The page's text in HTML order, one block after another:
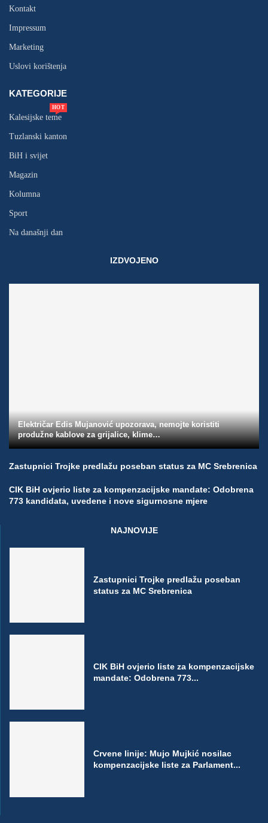
Kontakt
Impressum
Marketing
Uslovi korištenja
KATEGORIJE
Kalesijske teme
HOT
Tuzlanski kanton
BiH i svijet
Magazin
Kolumna
Sport
Na današnji dan
IZDVOJENO
Električar Edis Mujanović upozorava, nemojte koristiti
produžne kablove za grijalice, klime…
Zastupnici Trojke predlažu poseban status za MC Srebrenica
CIK BiH ovjerio liste za kompenzacijske mandate: Odobrena
773 kandidata, uvedene i nove sigurnosne mjere
NAJNOVIJE
Zastupnici Trojke predlažu poseban
status za MC Srebrenica
CIK BiH ovjerio liste za kompenzacijske
mandate: Odobrena 773...
Crvene linije: Mujo Mujkić nosilac
kompenzacijske liste za Parlament...